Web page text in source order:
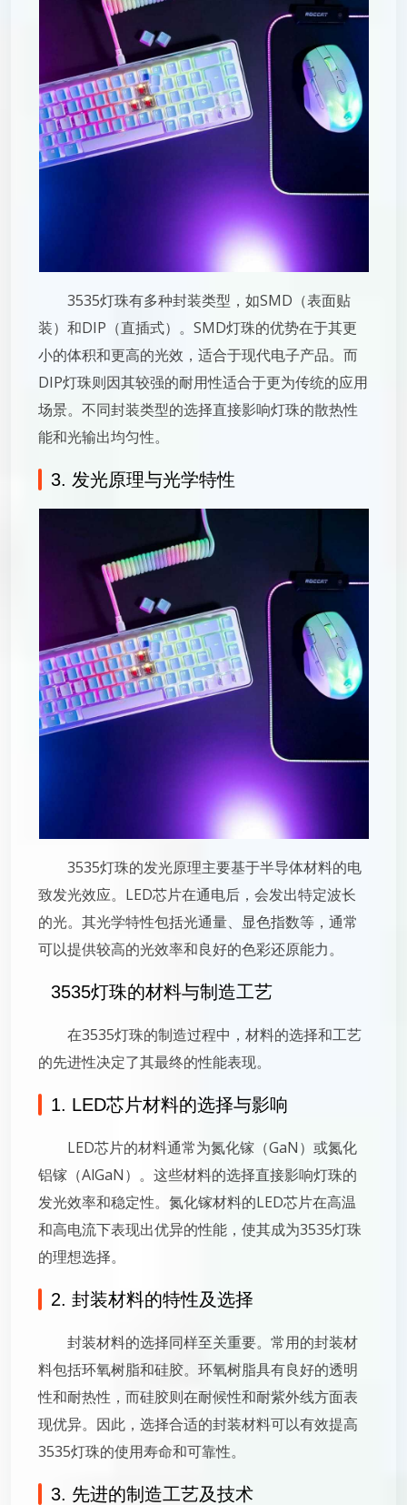
3535灯珠有多种封装类型，如SMD（表面贴
装）和DIP（直插式）。SMD灯珠的优势在于其更
小的体积和更高的光效，适合于现代电子产品。而
DIP灯珠则因其较强的耐用性适合于更为传统的应用
场景。不同封装类型的选择直接影响灯珠的散热性
能和光输出均匀性。
3. 发光原理与光学特性
3535灯珠的发光原理主要基于半导体材料的电
致发光效应。LED芯片在通电后，会发出特定波长
的光。其光学特性包括光通量、显色指数等，通常
可以提供较高的光效率和良好的色彩还原能力。
3535灯珠的材料与制造工艺
在3535灯珠的制造过程中，材料的选择和工艺
的先进性决定了其最终的性能表现。
1. LED芯片材料的选择与影响
LED芯片的材料通常为氮化镓（GaN）或氮化
铝镓（AlGaN）。这些材料的选择直接影响灯珠的
发光效率和稳定性。氮化镓材料的LED芯片在高温
和高电流下表现出优异的性能，使其成为3535灯珠
的理想选择。
2. 封装材料的特性及选择
封装材料的选择同样至关重要。常用的封装材
料包括环氧树脂和硅胶。环氧树脂具有良好的透明
性和耐热性，而硅胶则在耐候性和耐紫外线方面表
现优异。因此，选择合适的封装材料可以有效提高
3535灯珠的使用寿命和可靠性。
3. 先进的制造工艺及技术